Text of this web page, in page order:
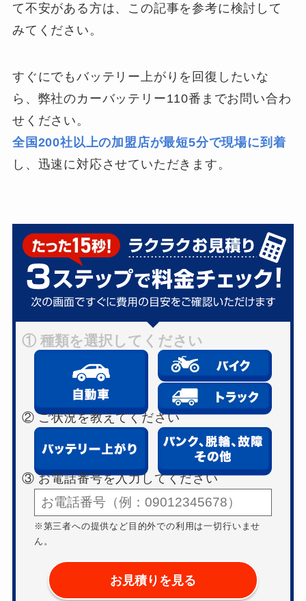
て不安がある方は、この記事を参考に検討して
みてください。
すぐにでもバッテリー上がりを回復したいな
ら、弊社のカーバッテリー110番までお問い合わ
せください。
全国200社以上の加盟店が最短5分で現場に到着
し、迅速に対応させていただきます。
① 種類を選択してください
② ご状況を教えてください
③ お電話番号を入力してください
※第三者への提供など目的外での利用は一切行いませ
ん。
お見積りを見る